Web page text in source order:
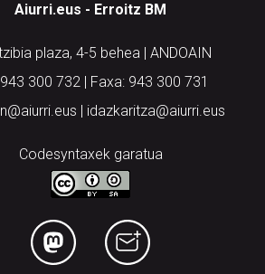
Aiurri.eus - Erroitz BM
plaza, 4-5 behea | ANDOAIN
300 732 | Faxa: 943 300 731
| idazkaritza@aiurri.eus
Codesyntaxek garatua